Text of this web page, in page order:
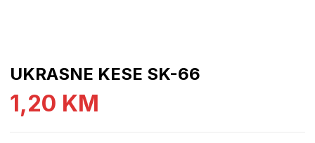
UKRASNE KESE SK-66
1,20 KM